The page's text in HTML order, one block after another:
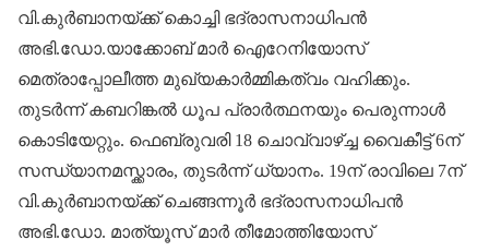
വി.കുർബാനയ്ക്ക് കൊച്ചി ഭദ്രാസനാധിപൻ
അഭി.ഡോ.യാക്കോബ് മാർ ഐറേനിയോസ്
മെത്രാപ്പോലീത്ത മുഖ്യകാർമ്മികത്വം വഹിക്കും.
തുടർന്ന് കബറിങ്കൽ ധൂപ പ്രാർത്ഥനയും പെരുന്നാൾ
കൊടിയേറ്റും. ഫെബ്രുവരി 18 ചൊവ്വാഴ്ച്ച വൈകീട്ട് 6ന്
സന്ധ്യാനമസ്ക്കാരം, തുടർന്ന് ധ്യാനം. 19ന് രാവിലെ 7ന്
വി.കുർബാനയ്ക്ക് ചെങ്ങന്നൂർ ഭദ്രാസനാധിപൻ
അഭി.ഡോ. മാത്യൂസ് മാർ തീമോത്തിയോസ്